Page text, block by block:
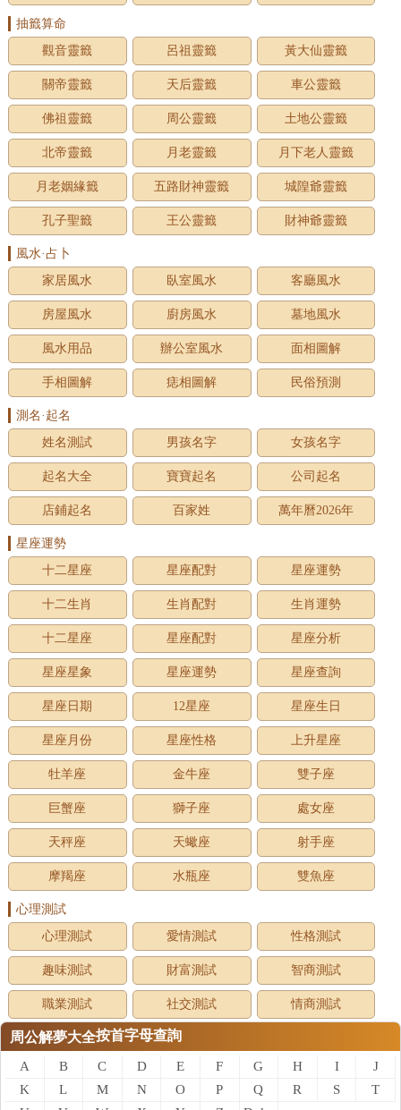
抽籤算命
觀音靈籤
呂祖靈籤 黃大仙靈籤
關帝靈籤 天后靈籤 車公靈籤
佛祖靈籤 周公靈籤 土地公靈籤
北帝靈籤 月老靈籤 月下老人靈籤
月老姻緣籤 五路財神靈籤 城隍爺靈籤
孔子聖籤 王公靈籤 財神爺靈籤
風水·占卜
家居風水
臥室風水 客廳風水
房屋風水 廚房風水 墓地風水
風水用品 辦公室風水 面相圖解
手相圖解 痣相圖解 民俗預測
測名·起名
姓名測試
男孩名字 女孩名字
起名大全 寶寶起名 公司起名
店鋪起名 百家姓 萬年曆2026年
星座運勢
十二星座
星座配對 星座運勢
十二生肖 生肖配對 生肖運勢
十二星座 星座配對 星座分析
星座星象 星座運勢 星座查詢
星座日期 12星座 星座生日
星座月份 星座性格 上升星座
牡羊座 金牛座 雙子座
巨蟹座 獅子座 處女座
天秤座 天蠍座 射手座
摩羯座 水瓶座 雙魚座
心理測試
心理測試
愛情測試 性格測試
趣味測試 財富測試 智商測試
職業測試 社交測試 情商測試
周公解夢大全按首字母查詢
A B C D E F G H I
J
K
L M N O P Q R S
T